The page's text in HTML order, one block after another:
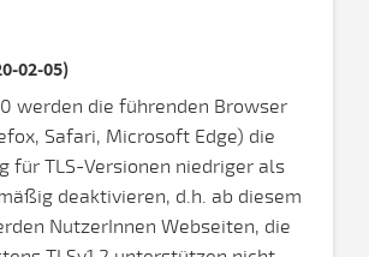
02-05)
werden die führenden Browser
Safari, Microsoft Edge) die
für TLS-Versionen niedriger als
deaktivieren, d.h. ab diesem
NutzerInnen Webseiten, die